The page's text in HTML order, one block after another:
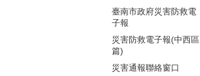
臺南市政府災害防救電
子報
災害防救電子報(中西區
篇)
災害通報聯絡窗口